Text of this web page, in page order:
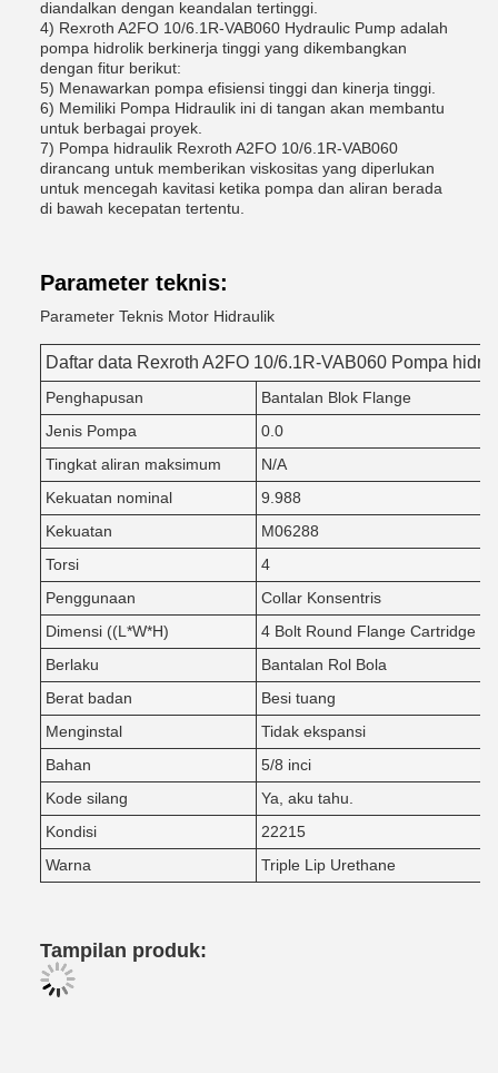
diandalkan dengan keandalan tertinggi.
4) Rexroth A2FO 10/6.1R-VAB060 Hydraulic Pump adalah
pompa hidrolik berkinerja tinggi yang dikembangkan
dengan fitur berikut:
5) Menawarkan pompa efisiensi tinggi dan kinerja tinggi.
6) Memiliki Pompa Hidraulik ini di tangan akan membantu
untuk berbagai proyek.
7) Pompa hidraulik Rexroth A2FO 10/6.1R-VAB060
dirancang untuk memberikan viskositas yang diperlukan
untuk mencegah kavitasi ketika pompa dan aliran berada
di bawah kecepatan tertentu.
Parameter teknis:
Parameter Teknis Motor Hidraulik
Daftar data Rexroth A2FO 10/6.1R-VAB060 Pompa
Penghapusan
Bantalan Blok Flange
Jenis Pompa
0.0
Tingkat aliran maksimum
N/A
Kekuatan nominal
9.988
Kekuatan
M06288
Torsi
4
Penggunaan
Collar Konsentris
Dimensi ((L*W*H)
4 Bolt Round Flange Cartridge
Berlaku
Bantalan Rol Bola
Berat badan
Besi tuang
Menginstal
Tidak ekspansi
Bahan
5/8 inci
Kode silang
Ya, aku tahu.
Kondisi
22215
Warna
Triple Lip Urethane
Tampilan produk: